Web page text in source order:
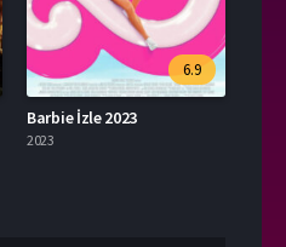
6.9
Barbie İzle 2023
2023